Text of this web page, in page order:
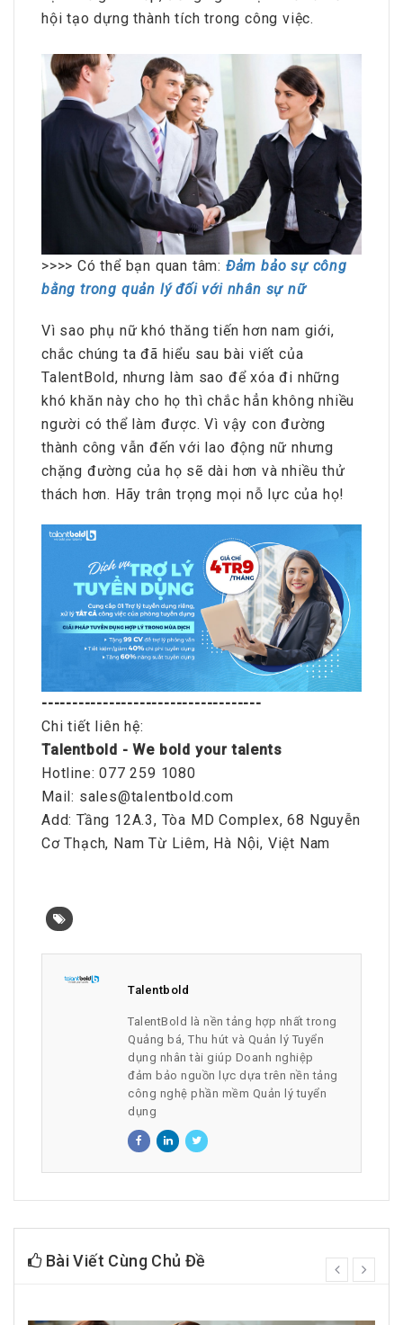
hội tạo dựng thành tích trong công việc.
>>>> Có thể bạn quan tâm: Đảm bảo sự công
bằng trong quản lý đối với nhân sự nữ
Vì sao phụ nữ khó thăng tiến hơn nam giới,
chắc chúng ta đã hiểu sau bài viết của
TalentBold, nhưng làm sao để xóa đi những
khó khăn này cho họ thì chắc hẳn không nhiều
người có thể làm được. Vì vậy con đường
thành công vẫn đến với lao động nữ nhưng
chặng đường của họ sẽ dài hơn và nhiều thử
thách hơn. Hãy trân trọng mọi nỗ lực của họ!
------------------------------------
Chi tiết liên hệ:
Talentbold - We bold your talents
Hotline: 077 259 1080
Mail: sales@talentbold.com
Add: Tầng 12A.3, Tòa MD Complex, 68 Nguyễn
Cơ Thạch, Nam Từ Liêm, Hà Nội, Việt Nam
Talentbold
TalentBold là nền tảng hợp nhất trong
Quảng bá, Thu hút và Quản lý Tuyển
dụng nhân tài giúp Doanh nghiệp
đảm bảo nguồn lực dựa trên nền tảng
công nghệ phần mềm Quản lý tuyển
dụng
Bài Viết Cùng Chủ Đề
prev